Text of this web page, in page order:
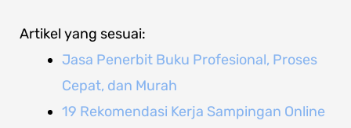
Artikel yang sesuai:
Jasa Penerbit Buku Profesional, Proses
Cepat, dan Murah
19 Rekomendasi Kerja Sampingan Online